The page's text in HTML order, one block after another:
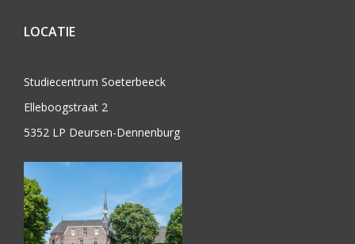
LOCATIE
Studiecentrum Soeterbeeck
Elleboogstraat 2
5352 LP Deursen-Dennenburg